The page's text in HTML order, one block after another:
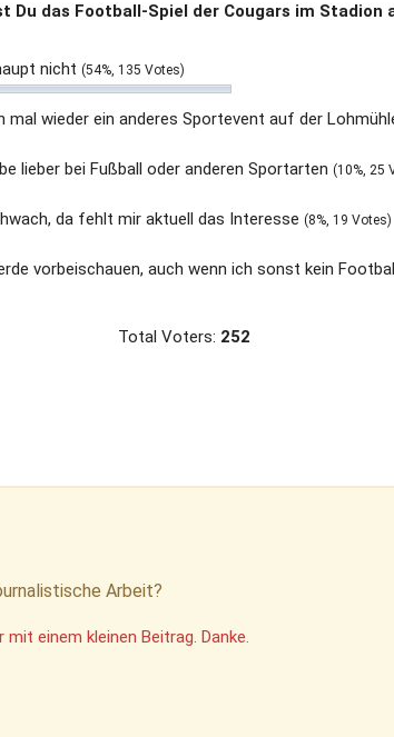
Du das Football-Spiel der Cougars im Stadion
nicht (54%, 135 Votes)
mal wieder ein anderes Sportevent auf der
lieber bei Fußball oder anderen Sportarten (10%, 25
da fehlt mir aktuell das Interesse (8%, 19 Votes)
vorbeischauen, auch wenn ich sonst kein
Total Voters: 252
Arbeit?
einem kleinen Beitrag. Danke.